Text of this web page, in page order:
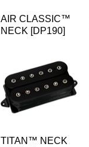
AIR CLASSIC™
NECK [DP190]
TITAN™ NECK